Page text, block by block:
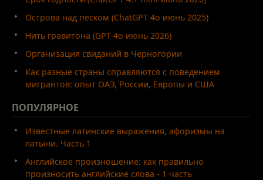
Острова над песком (ChatGPT 4o июнь 2025)
Нить гравитона (GPT-4o июнь 2026)
Организация свиданий в Черногории
Как разные страны справляются с поведением
мигрантов: опыт ОАЭ, России, Европы и США
ПОПУЛЯРНОЕ
Известные латинские выражения, афоризмы на
латыни. Часть 1
Английское произношение: как правильно
произносить английские слова - 1 часть